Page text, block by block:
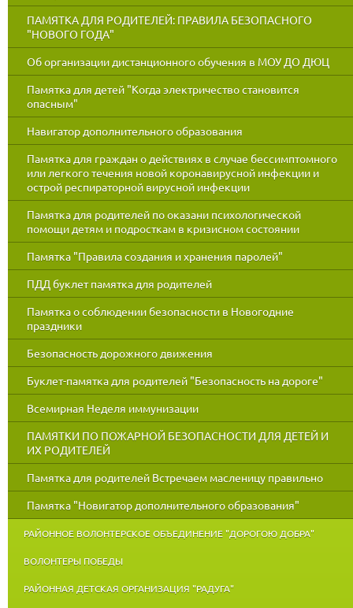
ПАМЯТКА ДЛЯ РОДИТЕЛЕЙ: ПРАВИЛА БЕЗОПАСНОГО
"НОВОГО ГОДА"
Об организации дистанционного обучения в МОУ ДО ДЮЦ
Памятка для детей "Когда электричество становится
опасным"
Навигатор дополнительного образования
Памятка для граждан о действиях в случае бессимптомного
или легкого течения новой коронавирусной инфекции и
острой респираторной вирусной инфекции
Памятка для родителей по оказани психологической
помощи детям и подросткам в кризисном состоянии
Памятка "Правила создания и хранения паролей"
ПДД буклет памятка для родителей
Памятка о соблюдении безопасности в Новогодние
праздники
Безопасность дорожного движения
Буклет-памятка для родителей "Безопасность на дороге"
Всемирная Неделя иммунизации
ПАМЯТКИ ПО ПОЖАРНОЙ БЕЗОПАСНОСТИ ДЛЯ ДЕТЕЙ И
ИХ РОДИТЕЛЕЙ
Памятка для родителей Встречаем масленицу правильно
Памятка "Новигатор дополнительного образования"
РАЙОННОЕ ВОЛОНТЕРСКОЕ ОБЪЕДИНЕНИЕ "ДОРОГОЮ ДОБРА"
ВОЛОНТЕРЫ ПОБЕДЫ
РАЙОННАЯ ДЕТСКАЯ ОРГАНИЗАЦИЯ "РАДУГА"